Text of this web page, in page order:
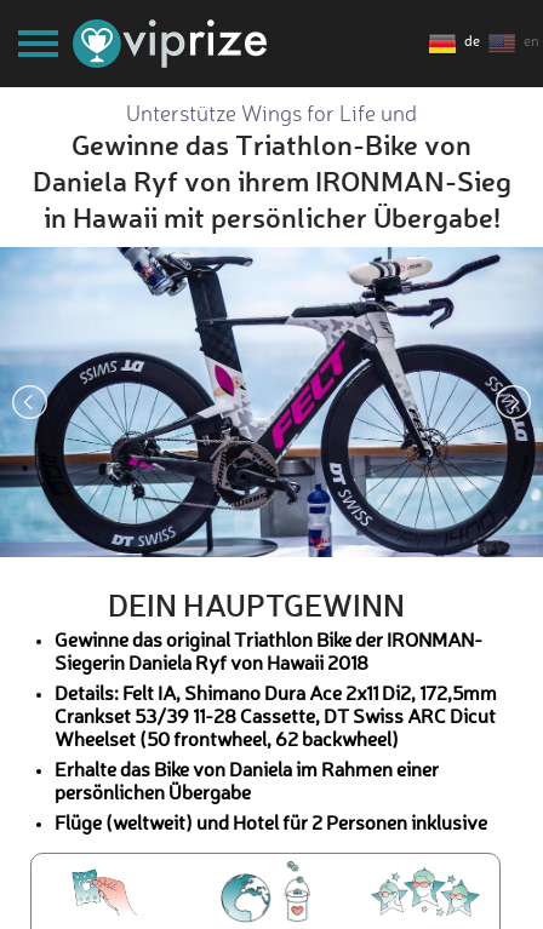
de en
Unterstütze Wings for Life und
Gewinne das Triathlon-Bike von
Daniela Ryf von ihrem IRONMAN-Sieg
in Hawaii mit persönlicher Übergabe!
DEIN HAUPTGEWINN
Gewinne das original Triathlon Bike der IRONMAN-
Siegerin Daniela Ryf von Hawaii 2018
Details: Felt IA, Shimano Dura Ace 2x11 Di2, 172,5mm
Crankset 53/39 11-28 Cassette, DT Swiss ARC Dicut
Wheelset (50 frontwheel, 62 backwheel)
Erhalte das Bike von Daniela im Rahmen einer
persönlichen Übergabe
Flüge (weltweit) und Hotel für 2 Personen inklusive